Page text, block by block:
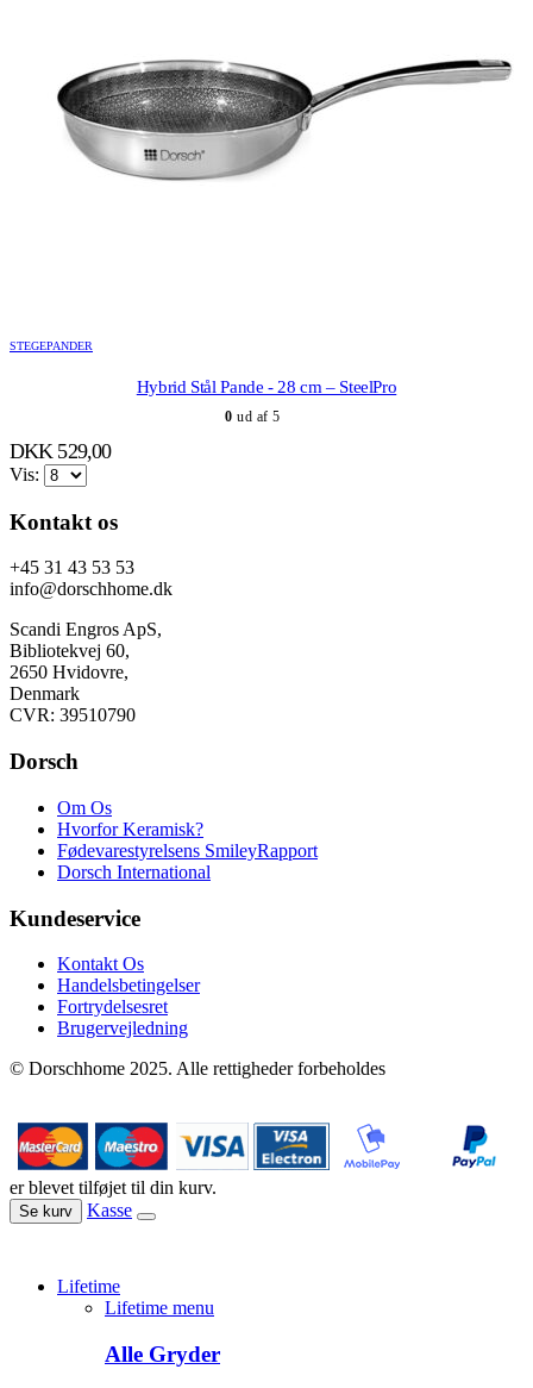
STEGEPANDER
Hybrid Stål Pande - 28 cm – SteelPro
0 ud af 5
DKK 529,00
Vis:
Kontakt os
+45 31 43 53 53
info@dorschhome.dk
Scandi Engros ApS,
Bibliotekvej 60,
2650 Hvidovre,
Denmark
CVR: 39510790
Dorsch
Om Os
Hvorfor Keramisk?
Fødevarestyrelsens SmileyRapport
Dorsch International
Kundeservice
Kontakt Os
Handelsbetingelser
Fortrydelsesret
Brugervejledning
© Dorschhome 2025. Alle rettigheder forbeholdes
er blevet tilføjet til din kurv.
Se kurv Kasse
Lifetime
Lifetime menu
Alle Gryder